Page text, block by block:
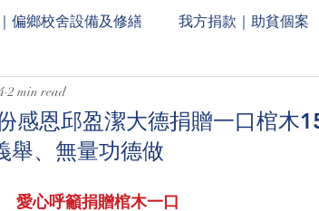
偏鄉校舍設備及修繕 我方捐款｜助貧個案
告 每月定期收到的捐款公告
語 法會/活動/壇院盛事
感恩邱盈潔大德捐贈一口棺木
舉、無量功德做
2 min read
愛心呼籲捐贈棺木一口